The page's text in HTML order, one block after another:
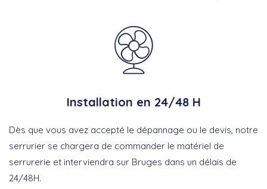
Installation en 24/48 H
Dès que vous avez accepté le dépannage ou le devis, notre
serrurier se chargera de commander le matériel de
serrurerie et interviendra sur Bruges dans un délais de
24/48H.